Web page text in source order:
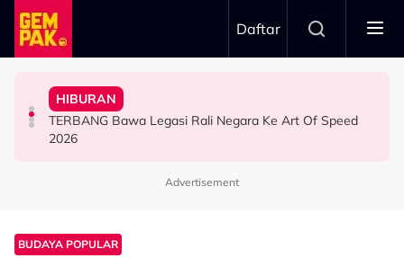
Skip to main content
Daftar
HIBURAN
Yusry Belum Terfikir Masuk GV, Rasa Tak Adil Sebab…
HIBURAN
TERBANG Bawa Legasi Rali Negara Ke Art Of Speed
2026
HIBURAN
Big Stage Rocketfuel: Didakwa Cuba Jadi Aina Abdul,
Ranisha Jawab: “Bagi Saya Itu Satu…”
HIBURAN
Netizen Restu! Semua Tak Sabar Nak Saksikan Kudrat
1968
Advertisement
BUDAYA POPULAR